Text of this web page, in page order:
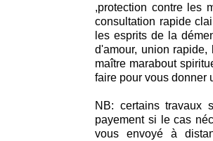
,protection contre les
consultation rapide
les esprits de la
d'amour, union
maître marabout
faire pour vous donner
NB: certains travaux
payement si le cas
vous envoyé à